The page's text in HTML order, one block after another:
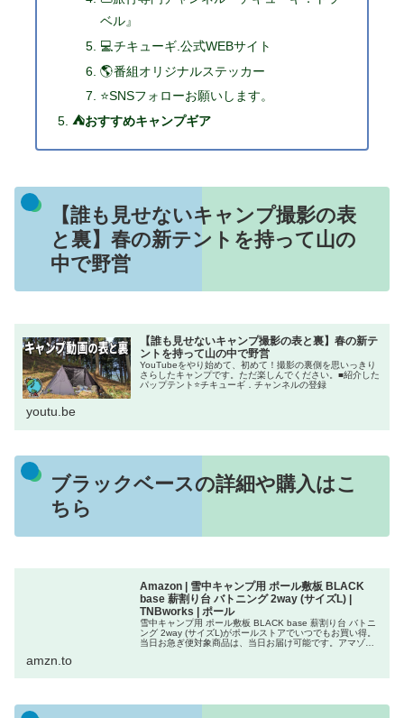
ベル』
💻チキューギ.公式WEBサイト
🌎番組オリジナルステッカー
⭐SNSフォローお願いします。
⛺おすすめキャンプギア
【誰も見せないキャンプ撮影の表
と裏】春の新テントを持って山の
中で野営
【誰も見せないキャンプ撮影の表と裏】春の新テ
ントを持って山の中で野営
YouTubeをやり始めて、初めて！撮影の裏側を思いっきり
さらしたキャンプです。ただ楽しんでください。■紹介した
パップテント⭐チキューギ．チャンネルの登録
youtu.be
ブラックベースの詳細や購入はこ
ちら
Amazon | 雪中キャンプ用 ポール敷板 BLACK
base 薪割り台 バトニング 2way (サイズL) |
TNBworks | ポール
雪中キャンプ用 ポール敷板 BLACK base 薪割り台 バトニ
ング 2way (サイズL)がポールストアでいつでもお買い得。
当日お急ぎ便対象商品は、当日お届け可能です。アマゾン
amzn.to